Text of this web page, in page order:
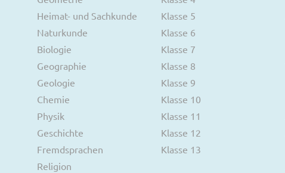
Heimat- und Sachkunde
Naturkunde
Biologie
Geographie
Geologie
Chemie
Physik
Geschichte
Fremdsprachen
Religion
Klasse 5
Klasse 6
Klasse 7
Klasse 8
Klasse 9
Klasse 10
Klasse 11
Klasse 12
Klasse 13